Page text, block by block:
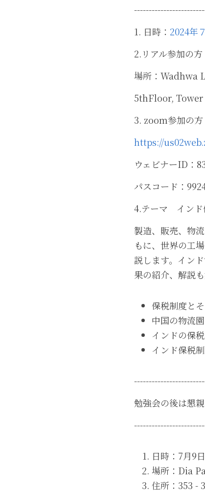
1. 日時： 2024年
2.リアル参加の方
場所：Wadhwa
5thFloor,
3. zoom参加の方
https://
ウェビナーID：
パスコード：
4.テーマ　イン
製造、販売、物
もに、世界の工
説します。イン
果の紹介、解説
保税制度と
中国の物流
インドの保
インド保税
勉強会の後は懇
日時：7月9
場所：Dia
住所：353